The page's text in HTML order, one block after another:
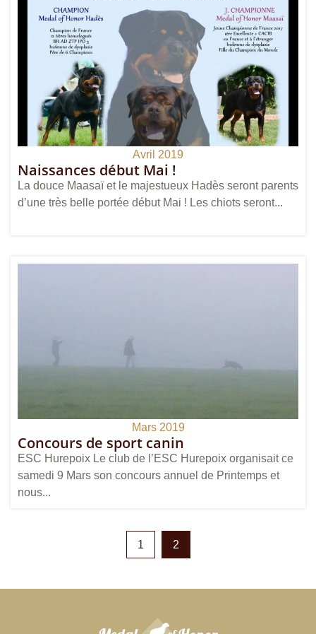
Avril 2019
Naissances début Mai !
La douce Maasaï et le majestueux Hadès seront parents
d’une très belle portée début Mai ! Les chiots seront...
Mars 2019
Concours de sport canin
ESC Hurepoix Le club de l’ESC Hurepoix organisait ce
samedi 9 Mars son concours annuel de Printemps et
nous...
1 2